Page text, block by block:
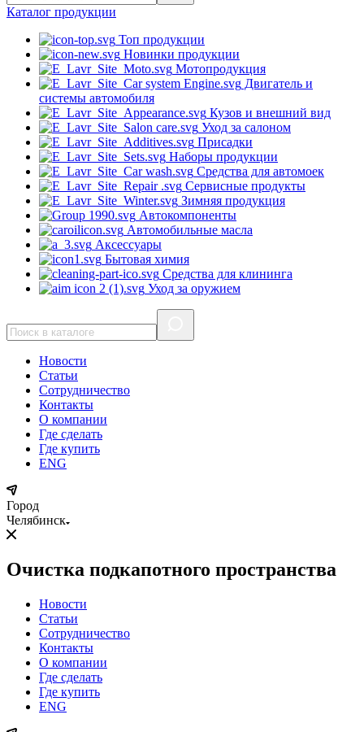
Каталог продукции
Топ продукции
Новинки продукции
Мотопродукция
Двигатель и
системы автомобиля
Кузов и внешний вид
Уход за салоном
Присадки
Наборы продукции
Средства для автомоек
Сервисные продукты
Зимняя продукция
Автокомпоненты
Автомобильные масла
Аксессуары
Бытовая химия
Средства для клининга
Уход за оружием
Новости
Статьи
Сотрудничество
Контакты
О компании
Где сделать
Где купить
ENG
Город
Челябинск
Очистка подкапотного пространства
Новости
Статьи
Сотрудничество
Контакты
О компании
Где сделать
Где купить
ENG